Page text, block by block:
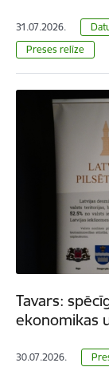
31.07.2026.
Preses relīze
Tavars:
ekonomikas
30.07.2026.